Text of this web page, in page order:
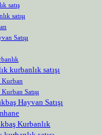
satış
satışı
Satışı
kurbanlık satışı
Kurban
Satışı
Hayvan Satışı
Kurbanlık